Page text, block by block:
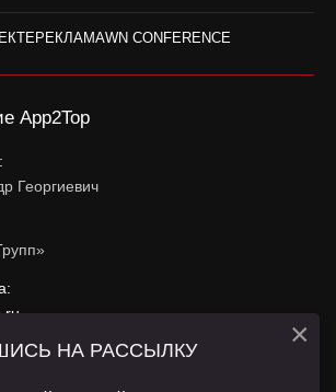
РЕКЛАМАWN CONFERENCE
App2Top
Георгиевич
активная ссылка на
НА РАССЫЛКУ ×